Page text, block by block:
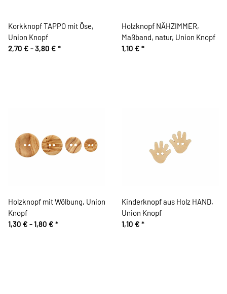
Korkknopf TAPPO mit Öse,
Union Knopf
2,70 € -3,80 € *
Holzknopf NÄHZIMMER,
Maßband, natur, Union Knopf
1,10 € *
Holzknopf mit Wölbung, Union
Knopf
1,30 € -1,80 € *
Kinderknopf aus Holz HAND,
Union Knopf
1,10 € *